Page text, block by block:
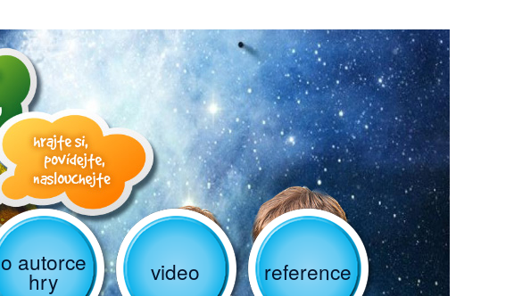
o autorce
hry video reference